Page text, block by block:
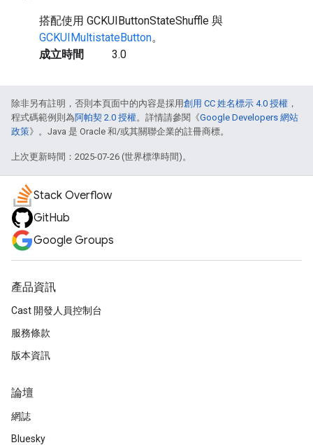
搭配使用 GCKUIButtonStateShuffle 與
GCKUIMultistateButton。
成立時間
3.0
除非另有註明，否則本頁面中的內容是採用創用 CC 姓名標示 4.0 授權 ，
程式碼範例則為阿帕契 2.0 授權。詳情請參閱《Google Developers 網站
政策》。Java 是 Oracle 和/或其關聯企業的註冊商標。
上次更新時間：2025-07-26 (世界標準時間)。
Stack Overflow
GitHub
Google Groups
產品資訊
Cast 開發人員控制台
服務條款
版本資訊
論壇
網誌
Bluesky